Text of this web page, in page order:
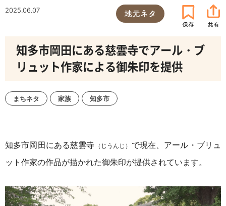
2025.06.07 地元ネタ
知多市岡田にある慈雲寺でアール・ブ
リュット作家による御朱印を提供
まちネタ 家族 知多市
知多市岡田にある慈雲寺 （じうんじ） で現在、 アール・ブリュ
ット作家の作品が描かれた御朱印が提供されています。